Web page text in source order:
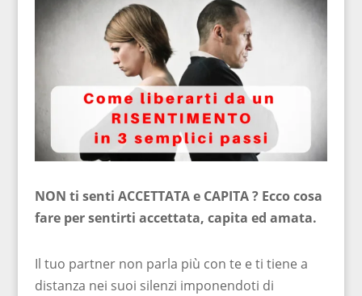
NON ti senti ACCETTATA e CAPITA ? Ecco cosa
fare per sentirti accettata, capita ed amata.
Il tuo partner non parla più con te e ti tiene a
distanza nei suoi silenzi imponendoti di